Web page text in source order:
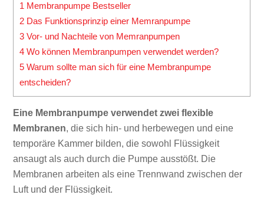
1 Membranpumpe Bestseller
2 Das Funktionsprinzip einer Memranpumpe
3 Vor- und Nachteile von Memranpumpen
4 Wo können Membranpumpen verwendet werden?
5 Warum sollte man sich für eine Membranpumpe
entscheiden?
Eine Membranpumpe verwendet zwei flexible
Membranen, die sich hin- und herbewegen und eine
temporäre Kammer bilden, die sowohl Flüssigkeit
ansaugt als auch durch die Pumpe ausstößt. Die
Membranen arbeiten als eine Trennwand zwischen der
Luft und der Flüssigkeit.